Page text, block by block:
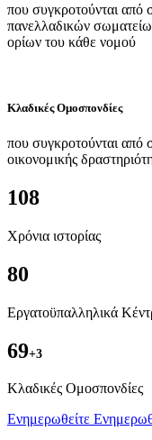
που συγκροτούνται από
πανελλαδικών
ορίων του κάθε νομού
Κλαδικές Ομοσπονδίες
που συγκροτούνται
οικονομικής
108
Χρόνια ιστορίας
80
Εργατοϋπαλληλικά
69+3
Kλαδικές Ομοσπονδίες
Ενημερωθείτε